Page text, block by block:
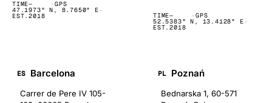
TIME— ·GPS
47.1973° N, 8.7650° E ·
EST.2018 TIME— ·GPS
52.5383° N, 13.4128° E ·
EST.2018
ES Barcelona
Carrer de Pere IV 105-
PL Poznań
online
Bednarska 1, 60-571